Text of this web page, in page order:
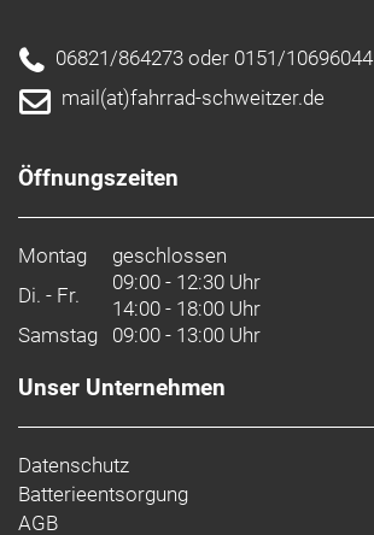
06821/864273 oder 0151/10696044
mail(at)fahrrad-schweitzer.de
Öffnungszeiten
Montag
geschlossen
Di. - Fr.
09:00 - 12:30 Uhr
14:00 - 18:00 Uhr
Samstag 09:00 - 13:00 Uhr
Unser Unternehmen
Datenschutz
Batterieentsorgung
AGB